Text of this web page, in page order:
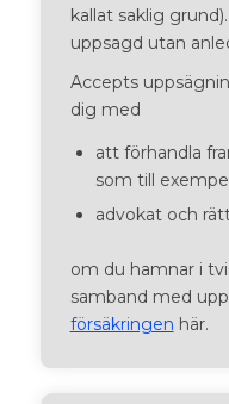
kallat saklig
uppsagd utan
Accepts
dig med
att förhandla
som till
advokat och
om du hamnar i
samband med
försäkringen här.